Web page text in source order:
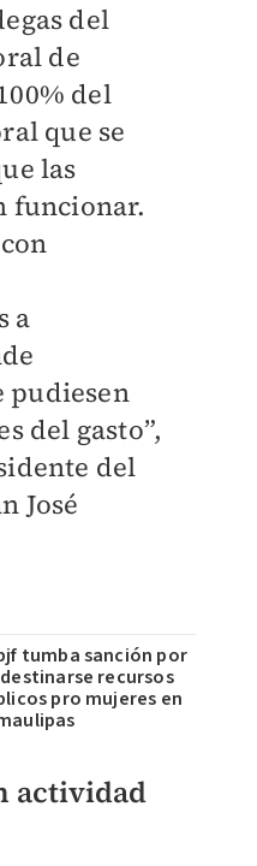
del
de
del
que se
las
funcionar.
a
pudiesen
del gasto”,
del
José
tumba sanción por
recursos
pro mujeres en
actividad